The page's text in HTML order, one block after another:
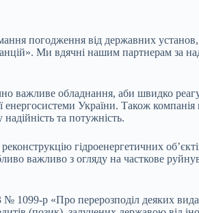
погодження від державних
Ми вдячні нашим партнерам за
обладнання, аби швидко
України. Також
та потужність.
гідроенергетичних
важливо з огляду на часткове
1099-р «Про перерозподіл деяких